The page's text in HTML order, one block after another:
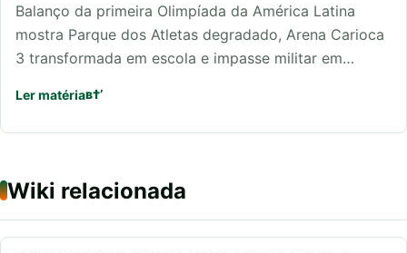
Balanço da primeira Olimpíada da América Latina
mostra Parque dos Atletas degradado, Arena Carioca
3 transformada em escola e impasse militar em…
Ler matéria
Wiki relacionada